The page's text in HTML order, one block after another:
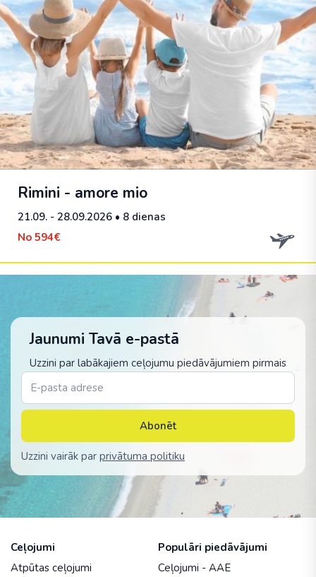
Rimini - amore mio
21.09. - 28.09.2026 • 8 dienas
No 594€
Jaunumi Tavā e-pastā
Uzzini par labākajiem ceļojumu piedāvājumiem pirmais
Abonēt
Uzzini vairāk par privātuma politiku
Ceļojumi
Atpūtas ceļojumi
Populāri piedāvājumi
Ceļojumi - AAE